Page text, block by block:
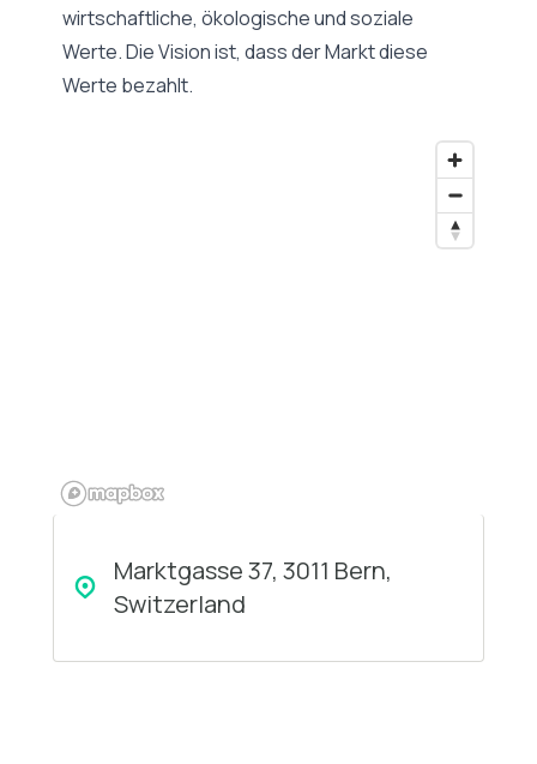
wirtschaftliche, ökologische und soziale
Werte. Die Vision ist, dass der Markt diese
Werte bezahlt.
Marktgasse 37, 3011 Bern,
Switzerland